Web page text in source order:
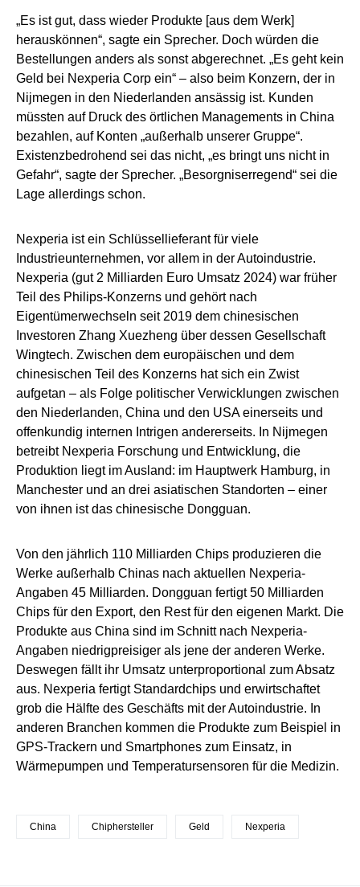
„Es ist gut, dass wieder Produkte [aus dem Werk]
herauskönnen“, sagte ein Sprecher. Doch würden die
Bestellungen anders als sonst abgerechnet. „Es geht kein
Geld bei Nexperia Corp ein“ – also beim Konzern, der in
Nijmegen in den Niederlanden ansässig ist. Kunden
müssten auf Druck des örtlichen Managements in China
bezahlen, auf Konten „außerhalb unserer Gruppe“.
Existenzbedrohend sei das nicht, „es bringt uns nicht in
Gefahr“, sagte der Sprecher. „Besorgniserregend“ sei die
Lage allerdings schon.
Nexperia ist ein Schlüssellieferant für viele
Industrieunternehmen, vor allem in der Autoindustrie.
Nexperia (gut 2 Milliarden Euro Umsatz 2024) war früher
Teil des Philips-Konzerns und gehört nach
Eigentümerwechseln seit 2019 dem chinesischen
Investoren Zhang Xuezheng über dessen Gesellschaft
Wingtech. Zwischen dem europäischen und dem
chinesischen Teil des Konzerns hat sich ein Zwist
aufgetan – als Folge politischer Verwicklungen zwischen
den Niederlanden, China und den USA einerseits und
offenkundig internen Intrigen andererseits. In Nijmegen
betreibt Nexperia Forschung und Entwicklung, die
Produktion liegt im Ausland: im Hauptwerk Hamburg, in
Manchester und an drei asiatischen Standorten – einer
von ihnen ist das chinesische Dongguan.
Von den jährlich 110 Milliarden Chips produzieren die
Werke außerhalb Chinas nach aktuellen Nexperia-
Angaben 45 Milliarden. Dongguan fertigt 50 Milliarden
Chips für den Export, den Rest für den eigenen Markt. Die
Produkte aus China sind im Schnitt nach Nexperia-
Angaben niedrigpreisiger als jene der anderen Werke.
Deswegen fällt ihr Umsatz unterproportional zum Absatz
aus. Nexperia fertigt Standardchips und erwirtschaftet
grob die Hälfte des Geschäfts mit der Autoindustrie. In
anderen Branchen kommen die Produkte zum Beispiel in
GPS-Trackern und Smartphones zum Einsatz, in
Wärmepumpen und Temperatursensoren für die Medizin.
China Chiphersteller Geld Nexperia